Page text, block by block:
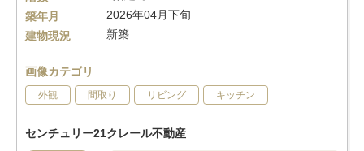
築年月
2026年04月下旬
建物現況
新築
画像カテゴリ
外観 間取り リビング キッチン
センチュリー21クレール不動産